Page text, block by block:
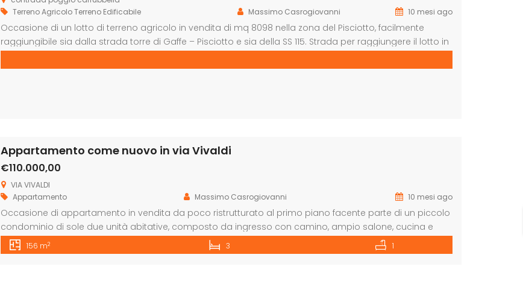
Terreno AgricoloTerreno Edificabile Massimo Casrogiovanni 10 mesi ago
Occasione di un lotto di terreno agricolo in vendita di mq 8098 nella zona del Pisciotto, facilmente
raggiungibile sia dalla strada torre di Gaffe – Pisciotto e sia della SS 115. Strada per raggiungere il lotto in
di circa […]
Appartamento come nuovo in via Vivaldi
€110.000,00
VIA VIVALDI
Appartamento
Massimo Casrogiovanni 10 mesi ago
Occasione di appartamento in vendita da poco ristrutturato al primo piano facente parte di un piccolo
condominio di sole due unità abitative, composto da ingresso con camino, ampio salone, cucina e
sala da pranzo, camera matrimoniale, n.2 ampie camere da letto, bagno con ampia doccia, ripostiglio
e chiostra interna/lavanderia. Per maggiori informazioni contattateci allo 0922771531 […]
156 m2 3 1